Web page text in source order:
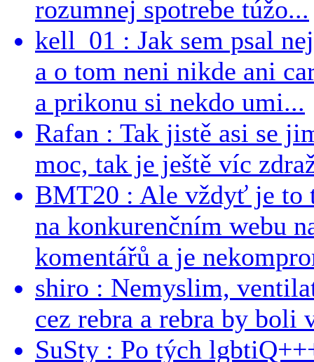
rozumnej spotrebe túžo...
kell_01 : Jak sem psal
a o tom neni nikde ani
a prikonu si nekdo umi...
Rafan : Tak jistě asi se
moc, tak je ještě víc
BMT20 : Ale vždyť je to
na konkurenčním webu
komentářů a je
shiro : Nemyslim,
cez rebra a rebra by boli
SuSty : Po tých